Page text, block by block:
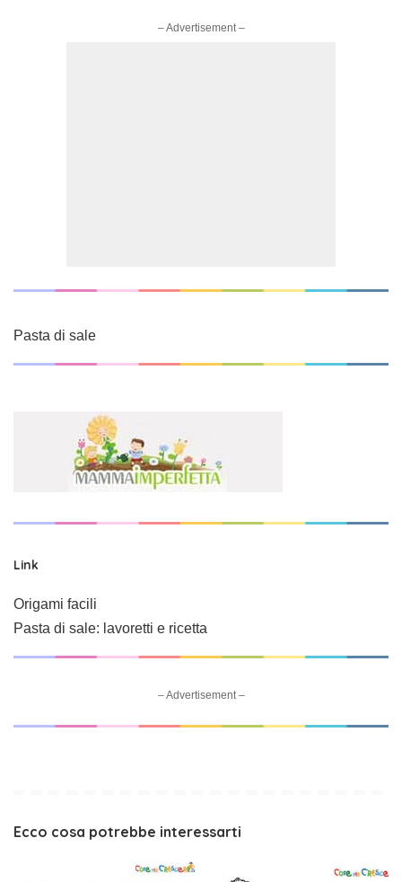
– Advertisement –
Pasta di sale
Link
Origami facili
Pasta di sale: lavoretti e ricetta
– Advertisement –
Ecco cosa potrebbe interessarti